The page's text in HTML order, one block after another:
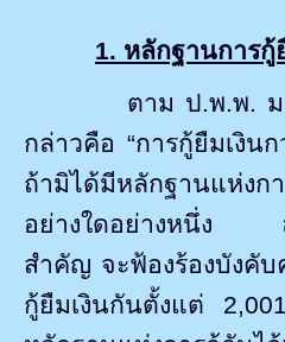
1. หลักฐานการกู้
ตาม ป.พ.พ. ม
กล่าวคือ “การกู้ยืมเงิน
ถ้ามิได้มีหลักฐานแห่งก
อย่างใดอย่างหนึ่ง ล
สำคัญ จะฟ้องร้องบังคั
กู้ยืมเงินกันตั้งแต่ 2,